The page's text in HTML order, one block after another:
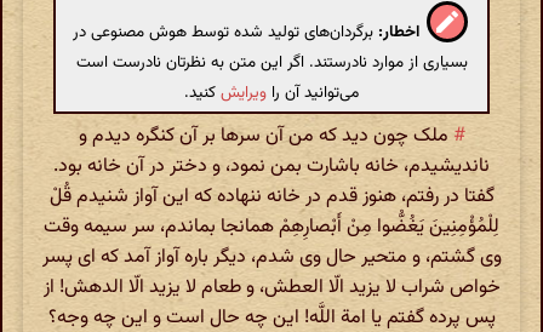
اخطار: برگردان‌های تولید شده توسط هوش مصنوعی در
بسیاری از موارد نادرستند. اگر این متن به نظرتان نادرست است
می‌توانید آن را ویرایشکنید.
# ملک چون دید که من آن سرها بر آن کنگره دیدم و
ناندیشیدم، خانه باشارت بمن نمود، و دختر در آن خانه بود.
گفتا در رفتم، هنوز قدم در خانه ننهاده که این آواز شنیدم قُلْ
لِلْمُؤْمِنِینَ یَغُضُّوا مِنْ أَبْصارِهِمْ همانجا بماندم، سر سیمه وقت
وی گشتم، و متحیر حال وی شدم، دیگر باره آواز آمد که ای پسر
خواص شراب لا یزید الّا العطش، و طعام لا یزید الّا الدهش! از
پس پرده گفتم یا امة اللَّه! این چه حال است و این چه وجه؟